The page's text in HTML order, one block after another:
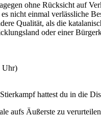
ohne Rücksicht auf
nicht einmal verlässliche
Qualität, als die
oder einer
Uhr)
hattest du in die
aufs Äußerste zu